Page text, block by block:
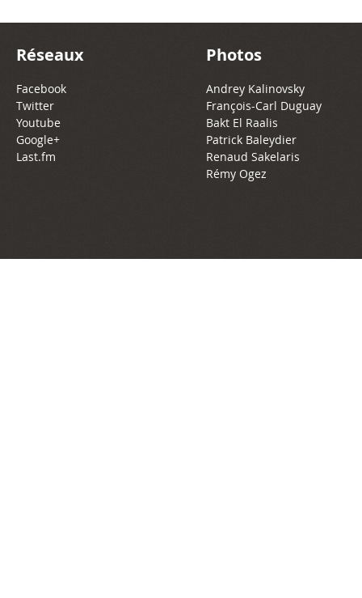
Réseaux
Facebook
Twitter
Youtube
Google+
Last.fm
Photos
Andrey Kalinovsky
François-Carl Duguay
Bakt El Raalis
Patrick Baleydier
Renaud Sakelaris
Rémy Ogez